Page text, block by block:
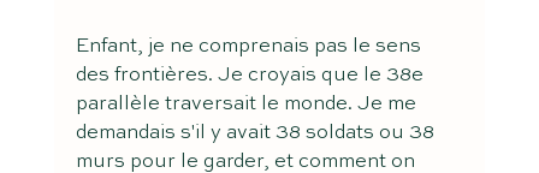
Enfant, je ne comprenais pas le sens
des frontières. Je croyais que le 38e
parallèle traversait le monde. Je me
demandais s'il y avait 38 soldats ou 38
murs pour le garder, et comment on